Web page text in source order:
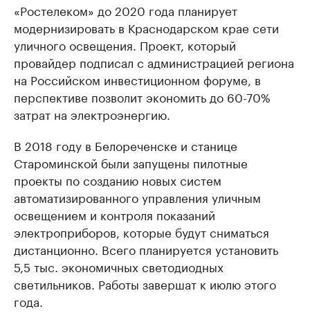
«Ростелеком» до 2020 года планирует
модернизировать в Краснодарском крае сети
уличного освещения. Проект, который
провайдер подписал с администрацией региона
на Российском инвестиционном форуме, в
перспективе позволит экономить до 60-70%
затрат на электроэнергию.
В 2018 году в Белореченске и станице
Староминской были запущены пилотные
проекты по созданию новых систем
автоматизированного управления уличным
освещением и контроля показаний
электроприборов, которые будут сниматься
дистанционно. Всего планируется установить
5,5 тыс. экономичных светодиодных
светильников. Работы завершат к июлю этого
года.